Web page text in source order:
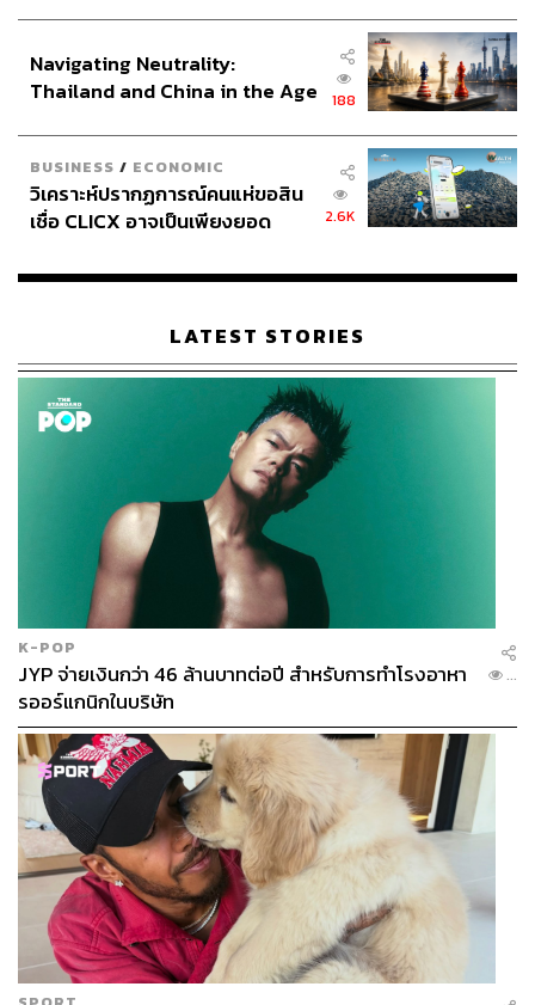
Navigating Neutrality:
Thailand and China in the Age
188
BUSINESS / ECONOMIC
วิเคราะห์ปรากฏการณ์คนแห่ขอสิน
เชื่อ CLICX อาจเป็นเพียงยอด
เรือนไทยที่ถูกซุกไว้
2.6K
LATEST STORIES
K-POP
JYP จ่ายเงินกว่า 46 ล้านบาทต่อปี สำหรับการทำโรงอาหา
รออร์แกนิกในบริษัท
...